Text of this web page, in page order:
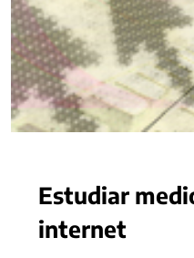
Estudiar
internet